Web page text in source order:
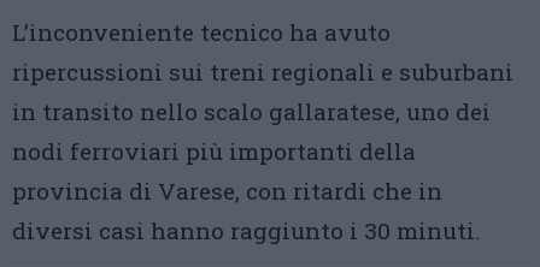
L’inconveniente tecnico ha avuto
ripercussioni sui treni regionali e suburbani
in transito nello scalo gallaratese, uno dei
nodi ferroviari più importanti della
provincia di Varese, con ritardi che in
diversi casi hanno raggiunto i 30 minuti.